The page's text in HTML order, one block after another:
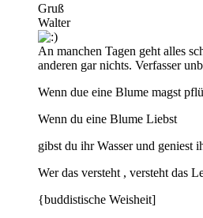
Gruß
Walter
An manchen Tagen geht alles
anderen gar nichts. Verfasser
Wenn due eine Blume magst
Wenn du eine Blume Liebst
gibst du ihr Wasser und geniest
Wer das versteht , versteht das
{buddistische Weisheit]